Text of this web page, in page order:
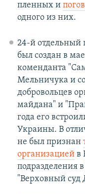
пленных и
одного из них.
24-й отдельный
был создан в
коменданта
Мельничука и
добровольцев
майдана" и
года его
Украины. В
не был признан
организациейв
подразделения
"Верховный суд